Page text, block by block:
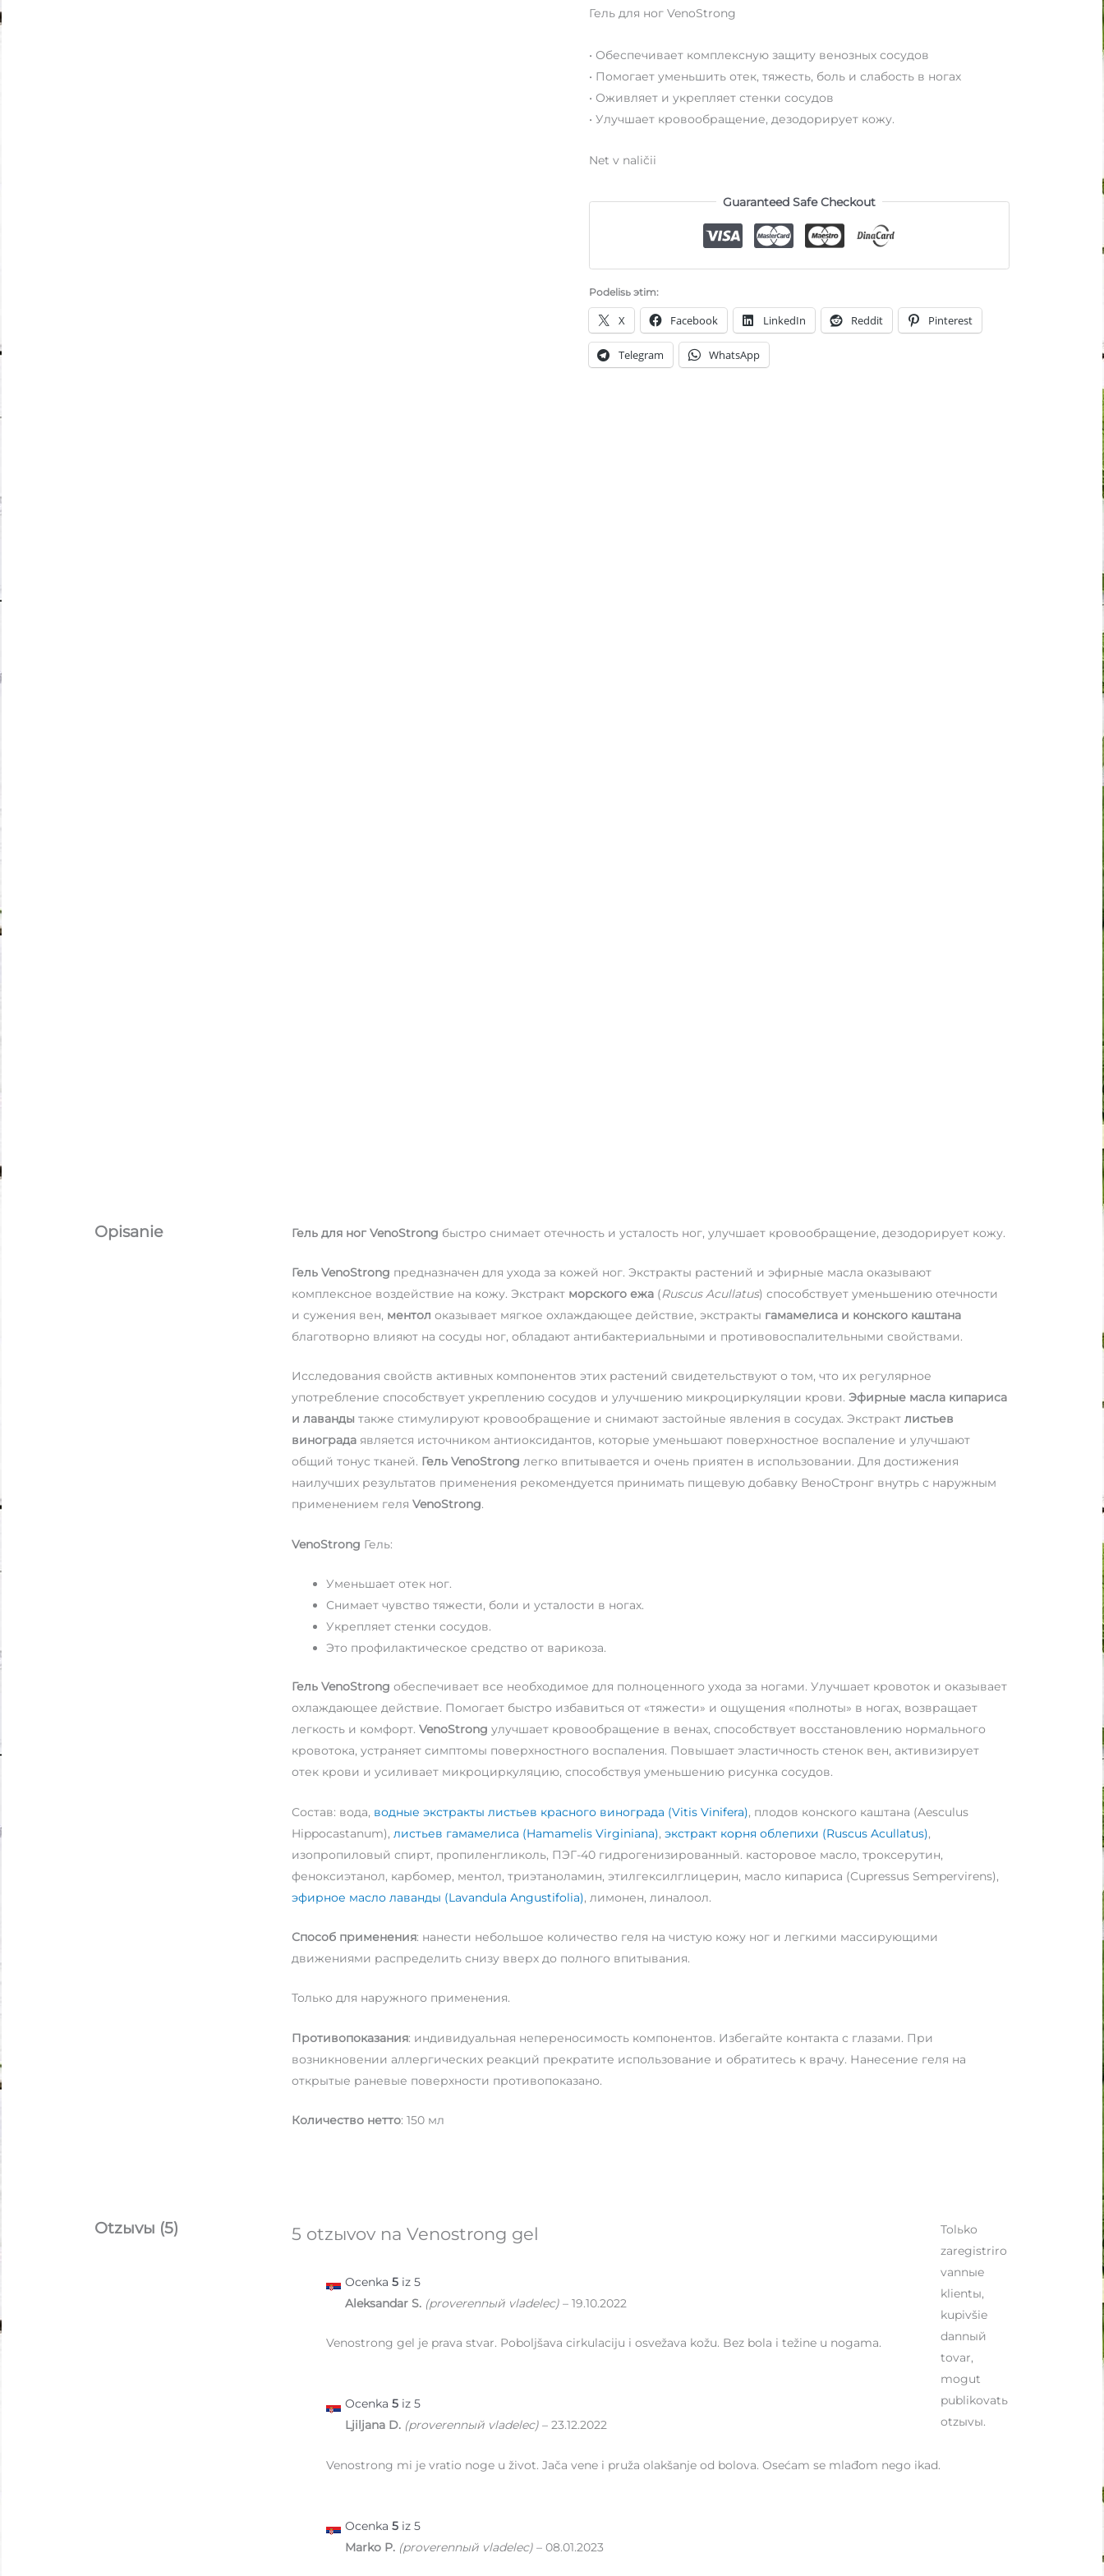
Гель для ног VenoStrong
• Обеспечивает комплексную защиту венозных сосудов
• Помогает уменьшить отек, тяжесть, боль и слабость в ногах
• Оживляет и укрепляет стенки сосудов
• Улучшает кровообращение, дезодорирует кожу.
Net v naličii
Guaranteed Safe Checkout
Podelisь эtim:
X Facebook LinkedIn Reddit Pinterest
Telegram WhatsApp
Opisanie Гель для ног VenoStrong быстро снимает отечность и усталость ног, улучшает кровообращение, дезодорирует кожу.
Гель VenoStrong предназначен для ухода за кожей ног. Экстракты растений и эфирные масла оказывают
комплексное воздействие на кожу. Экстракт морского ежа (Ruscus Acullatus) способствует уменьшению отечности
и сужения вен, ментол оказывает мягкое охлаждающее действие, экстракты гамамелиса и конского каштана
благотворно влияют на сосуды ног, обладают антибактериальными и противовоспалительными свойствами.
Исследования свойств активных компонентов этих растений свидетельствуют о том, что их регулярное
употребление способствует укреплению сосудов и улучшению микроциркуляции крови.Эфирные масла кипариса
и лаванды также стимулируют кровообращение и снимают застойные явления в сосудах. Экстрактлистьев
винограда является источником антиоксидантов, которые уменьшают поверхностное воспаление и улучшают
общий тонус тканей. Гель VenoStrong легко впитывается и очень приятен в использовании. Для достижения
наилучших результатов применения рекомендуется принимать пищевую добавку ВеноСтронг внутрь с наружным
применением геляVenoStrong.
VenoStrong Гель:
Уменьшает отек ног.
Снимает чувство тяжести, боли и усталости в ногах.
Укрепляет стенки сосудов.
Это профилактическое средство от варикоза.
Гель VenoStrong обеспечивает все необходимое для полноценного ухода за ногами. Улучшает кровоток и оказывает
охлаждающее действие. Помогает быстро избавиться от «тяжести» и ощущения «полноты» в ногах, возвращает
легкость и комфорт.VenoStrong улучшает кровообращение в венах, способствует восстановлению нормального
кровотока, устраняет симптомы поверхностного воспаления. Повышает эластичность стенок вен, активизирует
отек крови и усиливает микроциркуляцию, способствуя уменьшению рисунка сосудов.
Состав: вода, водные экстракты листьев красного винограда (Vitis Vinifera), плодов конского каштана (Aesculus
Hippocastanum), листьев гамамелиса (Hamamelis Virginiana),экстракт корня облепихи (Ruscus Acullatus),
изопропиловый спирт, пропиленгликоль, ПЭГ-40 гидрогенизированный. касторовое масло, троксерутин,
феноксиэтанол, карбомер, ментол, триэтаноламин, этилгексилглицерин, масло кипариса (Cupressus Sempervirens),
эфирное масло лаванды (Lavandula Angustifolia), лимонен, линалоол.
Способ применения: нанести небольшое количество геля на чистую кожу ног и легкими массирующими
движениями распределить снизу вверх до полного впитывания.
Только для наружного применения.
Противопоказания: индивидуальная непереносимость компонентов. Избегайте контакта с глазами. При
возникновении аллергических реакций прекратите использование и обратитесь к врачу. Нанесение геля на
открытые раневые поверхности противопоказано.
Количество нетто: 150 мл
Otzыvы (5) 5 otzыvov naVenostrong gel
Ocenka5 iz 5
Aleksandar S. (proverennый vladelec) – 19.10.2022
Venostrong gel je prava stvar. Poboljšava cirkulaciju i osvežava kožu. Bez bola i težine u nogama.
Ocenka5 iz 5
Ljiljana D. (proverennый vladelec) – 23.12.2022
Venostrong mi je vratio noge u život. Jača vene i pruža olakšanje od bolova. Osećam se mlađom nego ikad.
Ocenka5 iz 5
Marko P. (proverennый vladelec) – 08.01.2023
Tolьko
zaregistriro
vannыe
klientы,
kupivšie
dannый
tovar,
mogut
publikovatь
otzыvы.